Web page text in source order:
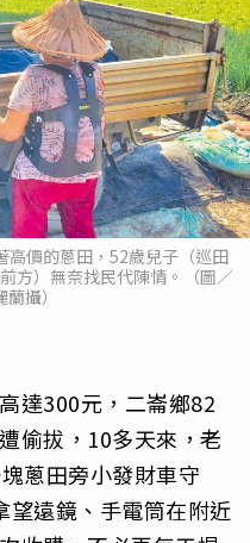
高價的蔥田，52歲兒子（巡田
方）無奈找民代陳情。（圖／
攝）
達300元，二崙鄉82
偷拔，10多天來，老
蔥田旁小發財車守
望遠鏡、手電筒在附近